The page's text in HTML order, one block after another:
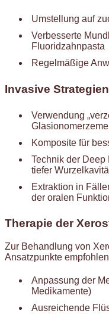
Umstellung auf
Verbesserte
Fluoridzahnpasta
Regelmäßige
Invasive
Verwendung
Komposite für
Technik der Deep
tiefer
Extraktion in
der oralen
Therapie der
Zur Behandlung von
Ansatzpunkte
Anpassung der
Medikamente)
Ausreichende